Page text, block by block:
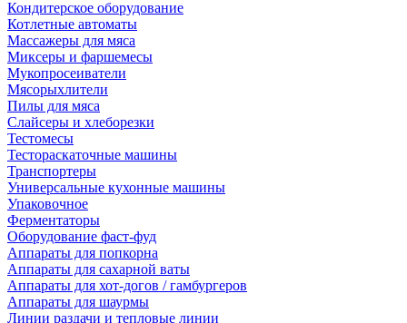
Кондитерское оборудование
Котлетные автоматы
Массажеры для мяса
Миксеры и фаршемесы
Мукопросеиватели
Мясорыхлители
Пилы для мяса
Слайсеры и хлеборезки
Тестомесы
Тестораскаточные машины
Транспортеры
Универсальные кухонные машины
Упаковочное
Ферментаторы
Оборудование фаст-фуд
Аппараты для попкорна
Аппараты для сахарной ваты
Аппараты для хот-догов / гамбургеров
Аппараты для шаурмы
Линии раздачи и тепловые линии